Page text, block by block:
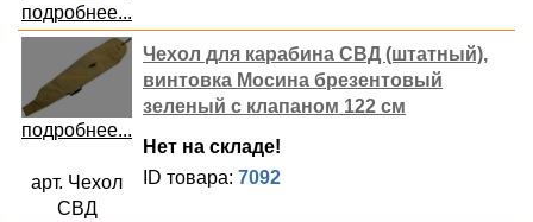
подробнее...
подробнее...
арт. Чехол
СВД
Чехол для карабина СВД (штатный),
винтовка Мосина брезентовый
зеленый с клапаном 122 см
Нет на складе!
ID товара: 7092